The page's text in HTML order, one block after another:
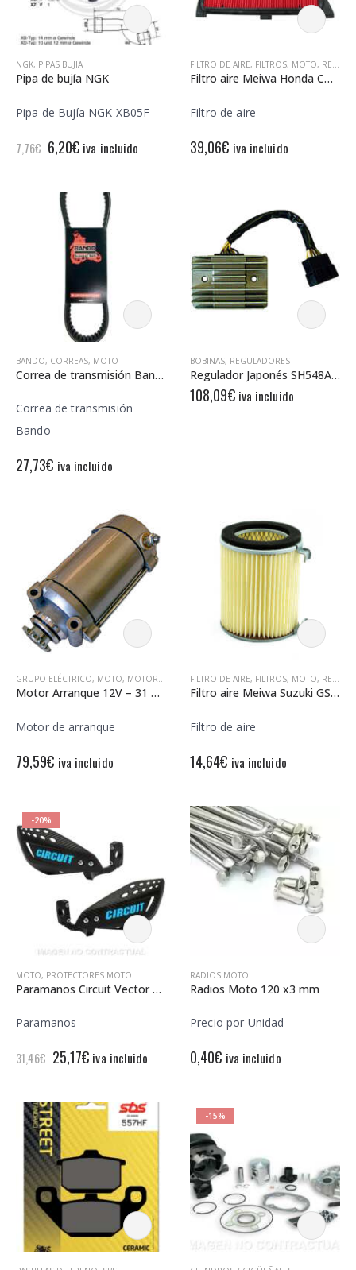
NGK, PIPAS BUJIA
Pipa de bujía NGK
Pipa de Bujía NGK XB05F
7,76€ El
precio
era:
7,76€.
6,20€El
precio
6,20€.
iva incluido
FILTRO DE AIRE, FILTROS, MOTO, RECAMBIOS MOTO
Filtro aire Meiwa Honda CBR RR 600
Filtro de aire
39,06€ iva incluido
BANDO, CORREAS, MOTO
Correa de transmisión Bando Sym Joyride 200
Correa de transmisión
Bando
27,73€ iva incluido
BOBINAS, REGULADORES
Regulador Japonés SH548A-12 – 12V – Trifase – CC – 6 Cables – Con Sensor
108,09€ iva incluido
GRUPO ELÉCTRICO, MOTO, MOTORES DE ARRANQUE
Motor Arranque 12V – 31 Dientes – Rotación Izquierda – Con Piñón de 13 dientes
Motor de arranque
79,59€ iva incluido
FILTRO DE AIRE, FILTROS, MOTO, RECAMBIOS MOTO
Filtro aire Meiwa Suzuki GSX 1100 EF
Filtro de aire
14,64€ iva incluido
-20%
MOTO, PROTECTORES MOTO
Paramanos Circuit Vector Carbon Azul TM
Paramanos
31,46€ El
precio
era:
31,46€.
25,17€El
es:
25,17€.
iva incluido
RADIOS MOTO
Radios Moto 120 x3 mm
Precio por Unidad
0,40€ iva incluido
-15%